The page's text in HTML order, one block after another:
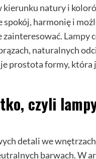
natury i
spokój, harmonię i
zainteresować. Lampy
naturalnych
prostota formy,
czyli
detali we
barwach. W